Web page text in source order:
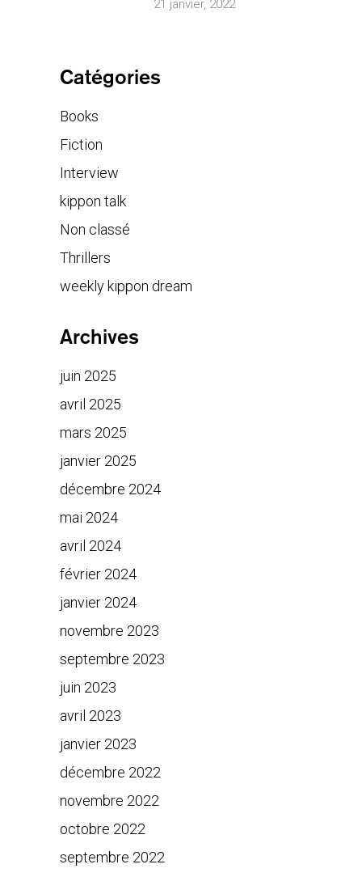
21 janvier, 2022
Catégories
Books
Fiction
Interview
kippon talk
Non classé
Thrillers
weekly kippon dream
Archives
juin 2025
avril 2025
mars 2025
janvier 2025
décembre 2024
mai 2024
avril 2024
février 2024
janvier 2024
novembre 2023
septembre 2023
juin 2023
avril 2023
janvier 2023
décembre 2022
novembre 2022
octobre 2022
septembre 2022